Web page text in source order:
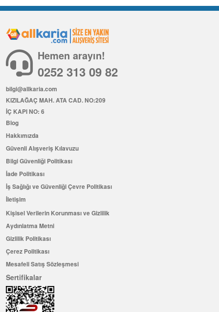
Hemen arayın!
0252 313 09 82
bilgi@allkaria.com
KIZILAĞAÇ MAH. ATA CAD. NO:209
İÇ KAPI NO: 6
Blog
Hakkımızda
Güvenli Alışveriş Kılavuzu
Bilgi Güvenliği Politikası
İade Politikası
İş Sağlığı ve Güvenliği Çevre Politikası
İletişim
Kişisel Verilerin Korunması ve Gizlilik
Aydınlatma Metni
Gizlilik Politikası
Çerez Politikası
Mesafeli Satış Sözleşmesi
Sertifikalar